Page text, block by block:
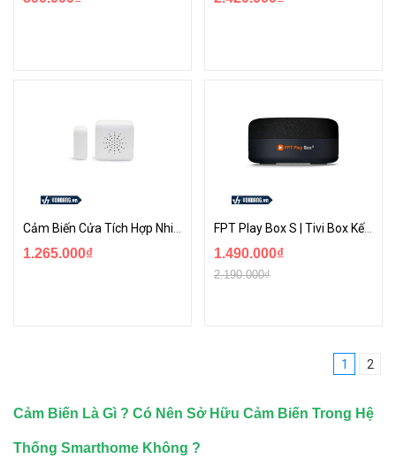
1.265.000₫
FPT Play Box S | Tivi Box Kết Hợp Trung Tâm Smarthome Và Loa Thông Minh
1.490.000₫
2.190.000₫
1 2
Cảm Biến Là Gì ? Có Nên Sở Hữu Cảm Biến Trong Hệ
Thống Smarthome Không ?